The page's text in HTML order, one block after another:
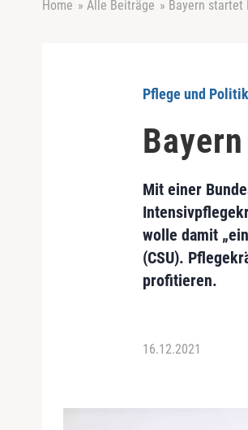
Home » Alle Beiträge » Bayern startet
Pflege und Politik
Mit einer
wolle damit
(CSU).
profitieren.
16.12.2021